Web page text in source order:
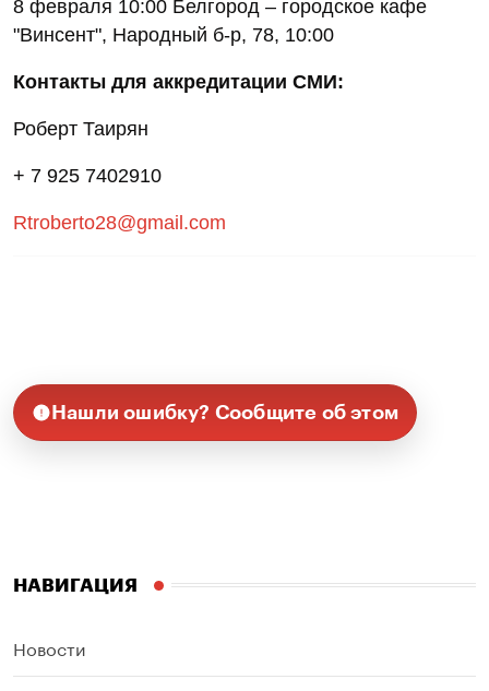
8 февраля 10:00 Белгород – городское кафе
"Винсент", Народный б-р, 78, 10:00
Контакты для аккредитации СМИ:
Роберт Таирян
+ 7 925 7402910
Rtroberto28@gmail.com
Нашли ошибку? Сообщите об этом
НАВИГАЦИЯ
Новости